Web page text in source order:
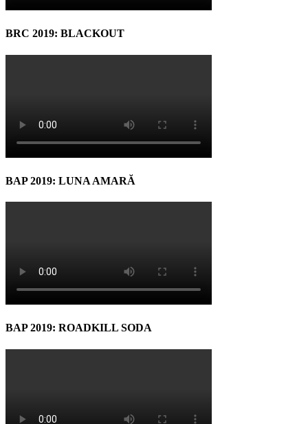
BRC 2019: BLACKOUT
BAP 2019: LUNA AMARĂ
BAP 2019: ROADKILL SODA